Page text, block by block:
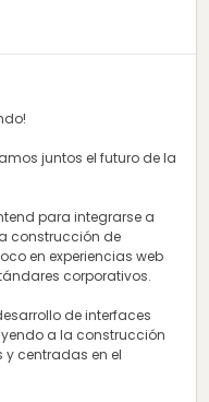
juntos el futuro de la
para integrarse a
construcción de
en experiencias web
corporativos.
de interfaces
a la construcción
centradas en el